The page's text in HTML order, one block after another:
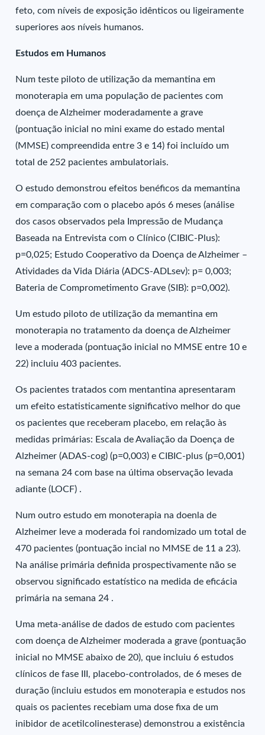
feto, com níveis de exposição idênticos ou ligeiramente
superiores aos níveis humanos.
Estudos em Humanos
Num teste piloto de utilização da memantina em
monoterapia em uma população de pacientes com
doença de Alzheimer moderadamente a grave
(pontuação inicial no mini exame do estado mental
(MMSE) compreendida entre 3 e 14) foi incluído um
total de 252 pacientes ambulatoriais.
O estudo demonstrou efeitos benéficos da memantina
em comparação com o placebo após 6 meses (análise
dos casos observados pela Impressão de Mudança
Baseada na Entrevista com o Clínico (CIBIC-Plus):
p=0,025; Estudo Cooperativo da Doença de Alzheimer –
Atividades da Vida Diária (ADCS-ADLsev): p= 0,003;
Bateria de Comprometimento Grave (SIB): p=0,002).
Um estudo piloto de utilização da memantina em
monoterapia no tratamento da doença de Alzheimer
leve a moderada (pontuação inicial no MMSE entre 10 e
22) incluiu 403 pacientes.
Os pacientes tratados com mentantina apresentaram
um efeito estatisticamente significativo melhor do que
os pacientes que receberam placebo, em relação às
medidas primárias: Escala de Avaliação da Doença de
Alzheimer (ADAS-cog) (p=0,003) e CIBIC-plus (p=0,001)
na semana 24 com base na última observação levada
adiante (LOCF) .
Num outro estudo em monoterapia na doenla de
Alzheimer leve a moderada foi randomizado um total de
470 pacientes (pontuação incial no MMSE de 11 a 23).
Na análise primária definida prospectivamente não se
observou significado estatístico na medida de eficácia
primária na semana 24 .
Uma meta-análise de dados de estudo com pacientes
com doença de Alzheimer moderada a grave (pontuação
inicial no MMSE abaixo de 20), que incluiu 6 estudos
clínicos de fase III, placebo-controlados, de 6 meses de
duração (incluiu estudos em monoterapia e estudos nos
quais os pacientes recebiam uma dose fixa de um
inibidor de acetilcolinesterase) demonstrou a existência